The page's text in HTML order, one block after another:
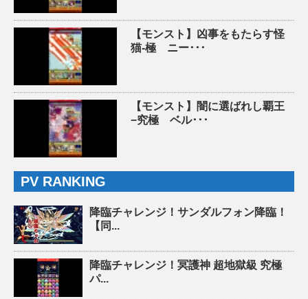
【モンスト】凶事をもたらす怪
猫-極 ニー･･･
【モンスト】闇に選ばれし覇王
−究極 ベル･･･
PV RANKING
降臨チャレンジ！サンダルフォン降臨！
【同...
降臨チャレンジ！冥護神 超地獄級 究極
パ...